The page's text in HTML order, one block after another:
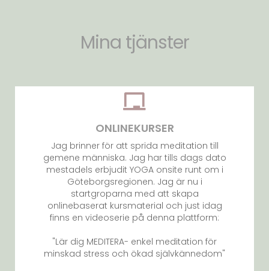
Mina tjänster
ONLINEKURSER
Jag brinner för att sprida meditation till
gemene människa. Jag har tills dags dato
mestadels erbjudit YOGA onsite runt om i
Göteborgsregionen. Jag är nu i
startgroparna med att skapa
onlinebaserat kursmaterial och just idag
finns en videoserie på denna plattform:
"Lär dig MEDITERA- enkel meditation för
minskad stress och ökad självkännedom"